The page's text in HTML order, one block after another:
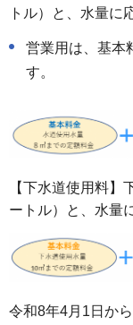
トル）と、水量に
営業用は、基本
す。
【下水道使用料】
ートル）と、水量
令和8年4月1日か